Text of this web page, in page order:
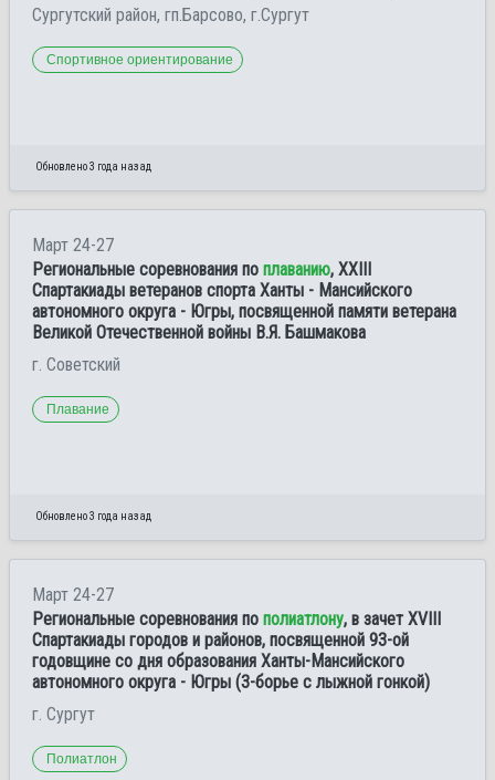
Сургутский район, гп.Барсово, г.Сургут
Спортивное ориентирование
Обновлено 3 года назад
Март 24-27
Региональные соревнования по плаванию, XХIII
Спартакиады ветеранов спорта Ханты - Мансийского
автономного округа - Югры, посвященной памяти ветерана
Великой Отечественной войны В.Я. Башмакова
г. Советский
Плавание
Обновлено 3 года назад
Март 24-27
Региональные соревнования по полиатлону, в зачет XVIII
Спартакиады городов и районов, посвященной 93-ой
годовщине со дня образования Ханты-Мансийского
автономного округа - Югры (3-борье с лыжной гонкой)
г. Сургут
Полиатлон